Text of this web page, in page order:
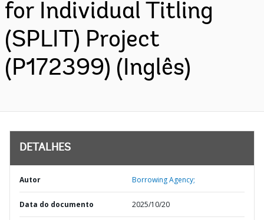
for Individual Titling
(SPLIT) Project
(P172399) (Inglês)
DETALHES
Autor Borrowing Agency;
Data do documento 2025/10/20